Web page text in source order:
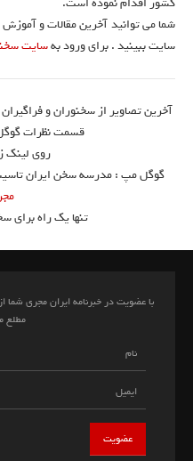
شما می توانید آخرین مقالات و
سایت ببینید . برای ورود بهسایت
آخرین تصاویر از سخنوران و
قسمت نظرات
روی لینک
گوگل مپ : مدرسه سخن ایران تاسیس
تنها یک راه برای
با عضویت در خبرنامه ایران مجری شما
مطلع